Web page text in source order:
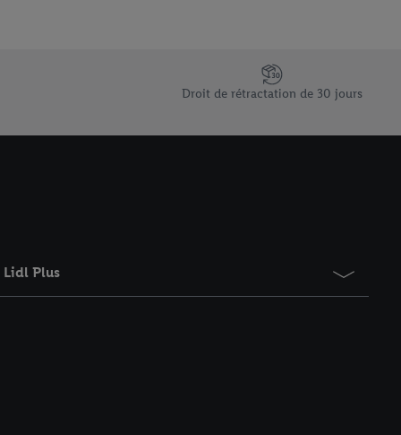
Droit de rétractation de 30 jours
Lidl Plus
à tout moment